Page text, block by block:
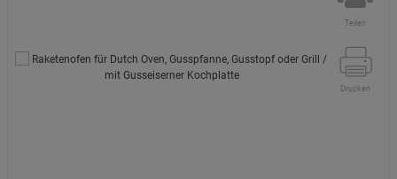
Teilen
Drucken